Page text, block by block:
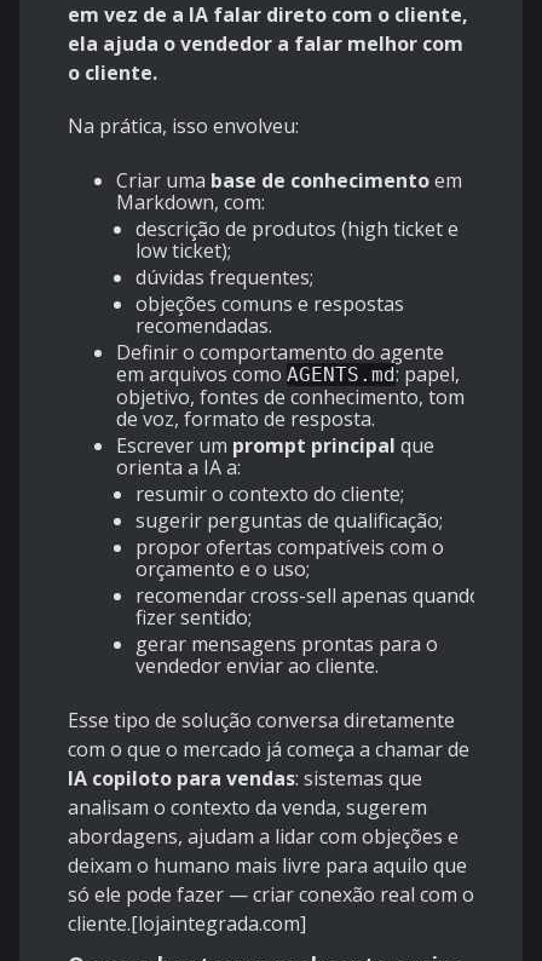
em vez de a IA falar direto com o cliente,
ela ajuda o vendedor a falar melhor com
o cliente.
Na prática, isso envolveu:
Criar uma base de conhecimentoem
Markdown, com:
descrição de produtos (high ticket e
low ticket);
dúvidas frequentes;
objeções comuns e respostas
recomendadas.
Definir o comportamento do agente
em arquivos como AGENTS.md: papel,
objetivo, fontes de conhecimento, tom
de voz, formato de resposta.
Escrever um prompt principal que
orienta a IA a:
resumir o contexto do cliente;
sugerir perguntas de qualificação;
propor ofertas compatíveis com o
orçamento e o uso;
recomendar cross-sell apenas quando
fizer sentido;
gerar mensagens prontas para o
vendedor enviar ao cliente.
Esse tipo de solução conversa diretamente
com o que o mercado já começa a chamar de
IA copiloto para vendas: sistemas que
analisam o contexto da venda, sugerem
abordagens, ajudam a lidar com objeções e
deixam o humano mais livre para aquilo que
só ele pode fazer — criar conexão real com o
cliente.[lojaintegrada.com]